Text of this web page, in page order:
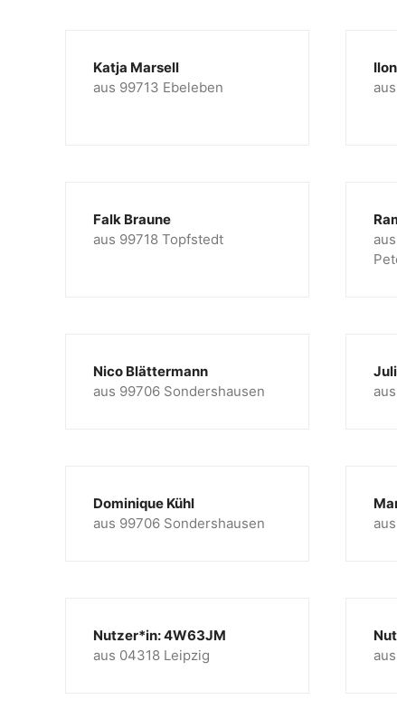
Katja Marsell
aus 99713 Ebeleben
Falk Braune
aus 99718 Topfstedt
Nico Blättermann
aus 99706 Sondershausen
Dominique Kühl
aus 99706 Sondershausen
Nutzer*in: 4W63JM
aus 04318 Leipzig